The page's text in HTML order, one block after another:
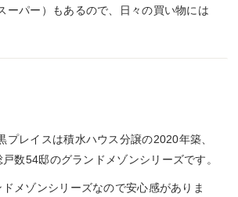
ーパー）もあるので、日々の買い物には
プレイスは積水ハウス分譲の2020年築、
数54邸のグランドメゾンシリーズです。
メゾンシリーズなので安心感がありま